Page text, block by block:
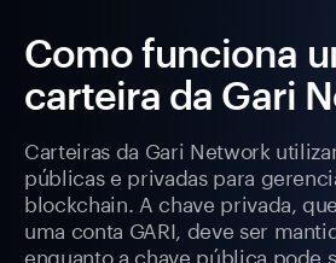
Como funciona
carteira da Gari
Carteiras da Gari Network
públicas e privadas para
blockchain. A chave privada,
uma conta GARI, deve ser
enquanto a chave pública pode